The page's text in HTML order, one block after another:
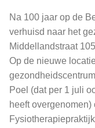
Hoofdmenu
Na 100 jaar op de
verhuisd naar het
Middellandstraat
Op de nieuwe
Poel (dat per 1 juli
heeft